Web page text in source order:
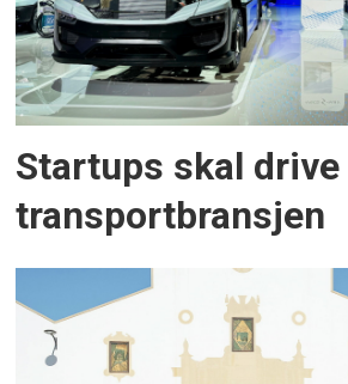
Startups skal
transportbransjen